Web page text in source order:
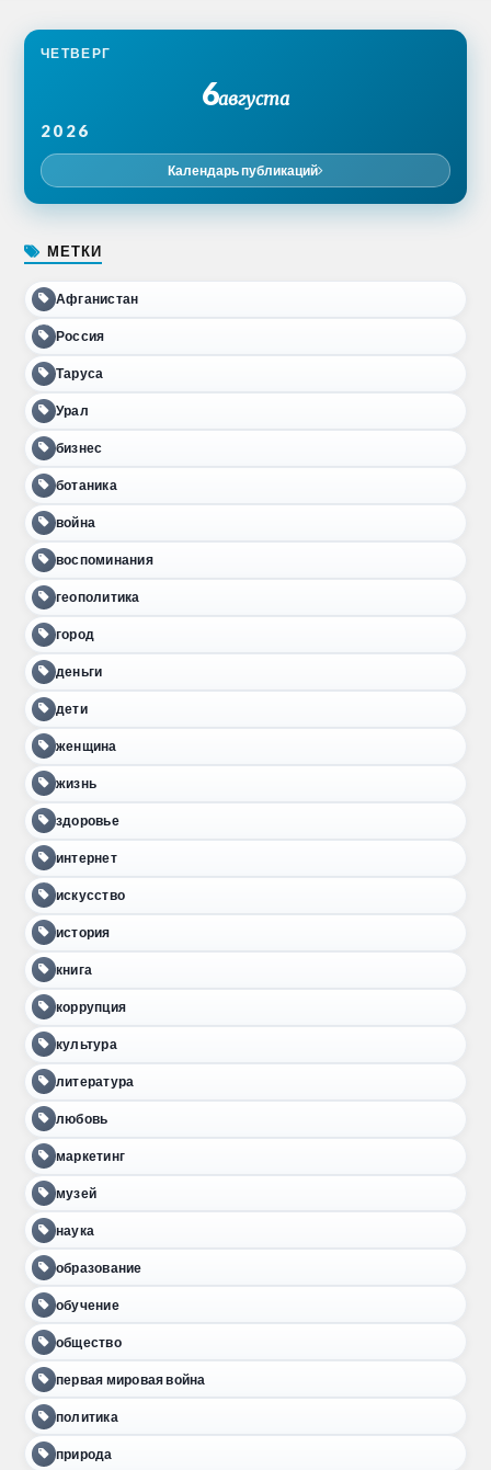
ЧЕТВЕРГ
6августа
2026
Календарь публикаций
МЕТКИ
Афганистан
Россия
Таруса
Урал
бизнес
ботаника
война
воспоминания
геополитика
город
деньги
дети
женщина
жизнь
здоровье
интернет
искусство
история
книга
коррупция
культура
литература
любовь
маркетинг
музей
наука
образование
обучение
общество
первая мировая война
политика
природа